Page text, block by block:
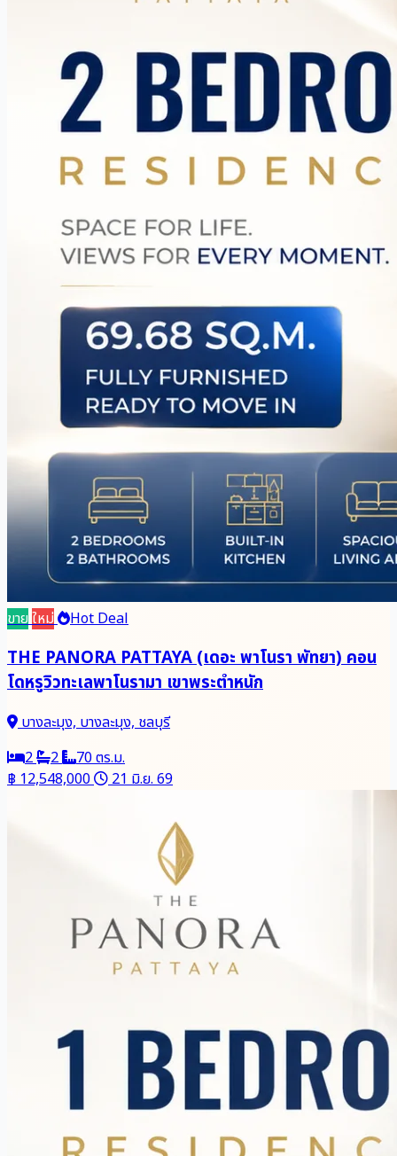
ขายใหม่ Hot Deal
THE PANORA PATTAYA (เดอะ พาโนรา พัทยา) คอน
โดหรูวิวทะเลพาโนรามา เขาพระตำหนัก
บางละมุง, บางละมุง, ชลบุรี
2
2
70 ตร.ม.
฿ 12,548,000
21 มิ.ย. 69